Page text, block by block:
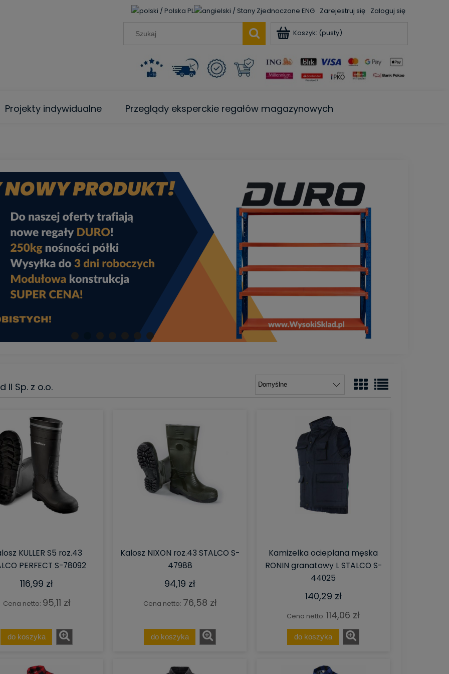
PL ENG Zarejestruj się Zaloguj się
Koszyk: (pusty)
Projekty indywidualne Przeglądy eksperckie regałów magazynowych
II Sp. z o.o.
KULLER S5 roz.43
PERFECT S-78092
116,99 zł
Cena netto: 95,11 zł
do koszyka
Kalosz NIXON roz.43 STALCO S-
47988
94,19 zł
Cena netto: 76,58 zł
do koszyka
Kamizelka ocieplana męska
RONIN granatowy L STALCO S-
44025
140,29 zł
Cena netto: 114,06 zł
do koszyka